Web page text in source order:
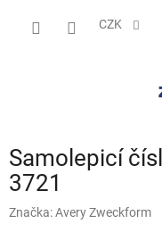
CZK
Samolepicí
3721
Značka:Avery Zweckform